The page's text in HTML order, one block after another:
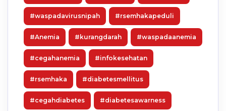
#waspadavirusnipah #rsemhakapeduli
#Anemia #kurangdarah #waspadaanemia
#cegahanemia #infokesehatan
#rsemhaka #diabetesmellitus
#cegahdiabetes #diabetesawarness